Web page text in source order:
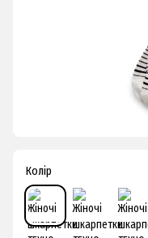
Колір